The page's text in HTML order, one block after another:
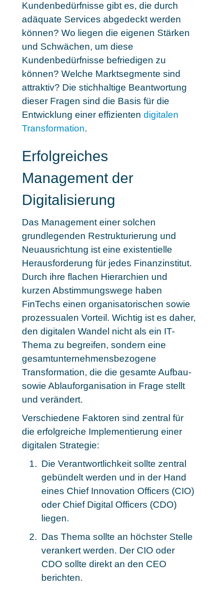
Kundenbedürfnisse gibt es, die durch
adäquate Services abgedeckt werden
können? Wo liegen die eigenen Stärken
und Schwächen, um diese
Kundenbedürfnisse befriedigen zu
können? Welche Marktsegmente sind
attraktiv? Die stichhaltige Beantwortung
dieser Fragen sind die Basis für die
Entwicklung einer effizienten digitalen
Transformation.
Erfolgreiches
Management der
Digitalisierung
Das Management einer solchen
grundlegenden Restrukturierung und
Neuausrichtung ist eine existentielle
Herausforderung für jedes Finanzinstitut.
Durch ihre flachen Hierarchien und
kurzen Abstimmungswege haben
FinTechs einen organisatorischen sowie
prozessualen Vorteil. Wichtig ist es daher,
den digitalen Wandel nicht als ein IT-
Thema zu begreifen, sondern eine
gesamtunternehmensbezogene
Transformation, die die gesamte Aufbau-
sowie Ablauforganisation in Frage stellt
und verändert.
Verschiedene Faktoren sind zentral für
die erfolgreiche Implementierung einer
digitalen Strategie:
Die Verantwortlichkeit sollte zentral
gebündelt werden und in der Hand
eines Chief Innovation Officers (CIO)
oder Chief Digital Officers (CDO)
liegen.
Das Thema sollte an höchster Stelle
verankert werden. Der CIO oder
CDO sollte direkt an den CEO
berichten.